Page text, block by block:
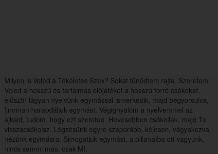
Milyen is Veled a Tökéletes Szex? Sokat tűnődtem rajta. Szeretem
Veled a hosszú és tartalmas előjátékot a hosszú forró csókokat,
először lágyan nyelvünk egymással ismerkedik, majd begyorsulva,
finoman harapdáljuk egymást. Végignyalom a nyelvemmel az
ajkaid, tudom, hogy ezt szereted. Hevesebben csókollak, majd Te
visszacsókolsz. Légzésünk egyre szaporább, kéjesen, vágyakozva
nézünk egymásra. Simogatjuk egymást, a pillanatba ott vagyunk,
nincs semmi más, csak MI.